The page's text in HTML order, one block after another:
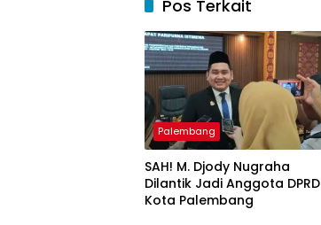
Pos Terkait
Palembang
SAH! M. Djody Nugraha
Dilantik Jadi Anggota DPRD
Kota Palembang